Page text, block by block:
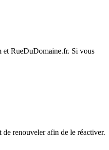
et RueDuDomaine.fr. Si vous
renouveler afin de le réactiver.